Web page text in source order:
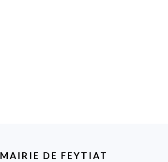
MAIRIE DE FEYTIAT